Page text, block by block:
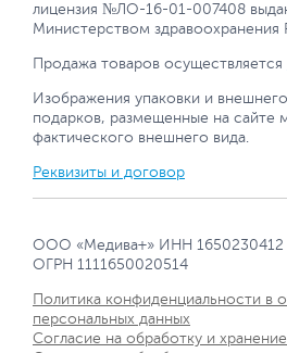
лицензия №ЛО-16-01-007408
Министерством здравоохранения
Продажа товаров осуществляется
Изображения упаковки и
подарков, размещенные на сайте
фактического внешнего вида.
Реквизиты и договор
ООО «Медива+» ИНН
ОГРН 1111650020514
Политика конфиденциальности в
персональных данных
Согласие на обработку и